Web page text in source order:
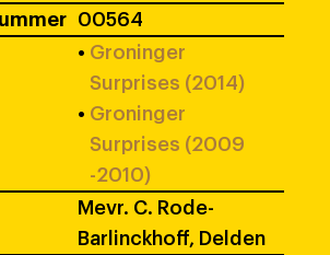
00564
• Groninger
Surprises (2014)
• Groninger
Surprises (2009
-2010)
Mevr. C. Rode-
Barlinckhoff, Delden